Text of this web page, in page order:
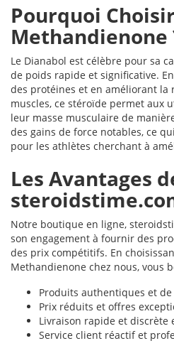
Pourquoi
Methandienone
Le Dianabol est célèbre pour sa
de poids rapide et significative.
des protéines et en améliorant la
muscles, ce stéroïde permet aux
leur masse musculaire de
des gains de force notables, ce
pour les athlètes cherchant à
Les Avantages
Notre boutique en ligne,
son engagement à fournir des
des prix compétitifs. En
Methandienone chez nous, vous
Produits authentiques et
Prix réduits et offres
Livraison rapide et discrète
Service client réactif et